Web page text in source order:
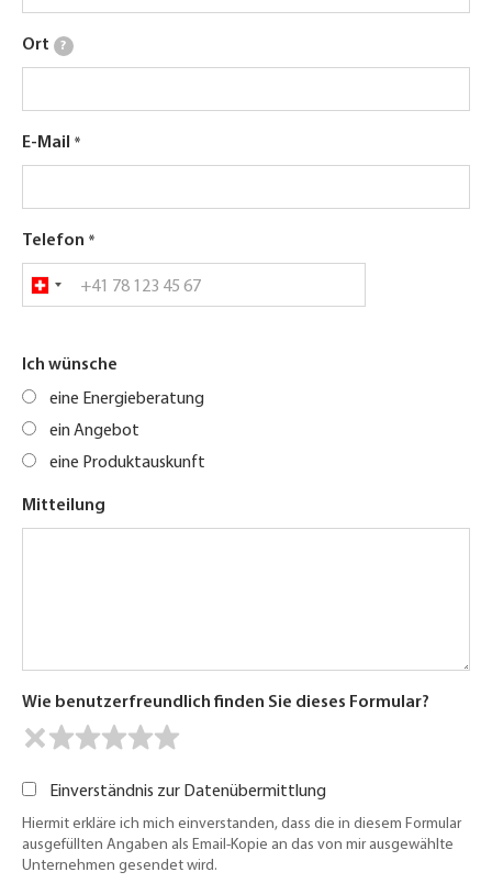
Ort ?
E-Mail
Telefon
Ich wünsche
eine Energieberatung
ein Angebot
eine Produktauskunft
Mitteilung
Wie benutzerfreundlich finden Sie dieses Formular?
Einverständnis zur Datenübermittlung
Hiermit erkläre ich mich einverstanden, dass die in diesem Formular
ausgefüllten Angaben als Email-Kopie an das von mir ausgewählte
Unternehmen gesendet wird.